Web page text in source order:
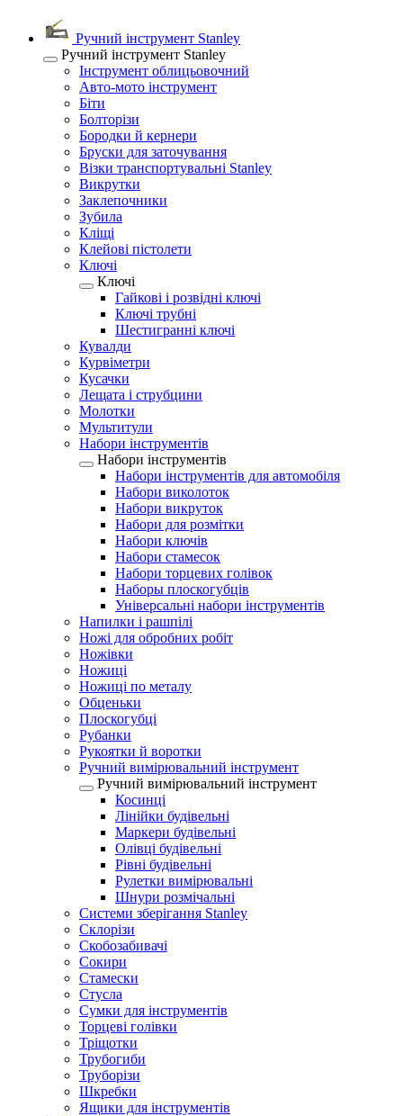
Ручний інструмент Stanley
Ручний інструмент Stanley
Інструмент облицьовочний
Авто-мото інструмент
Біти
Болторізи
Бородки й кернери
Бруски для заточування
Візки транспортувальні Stanley
Викрутки
Заклепочники
Зубила
Кліщі
Клейові пістолети
Ключі
Ключі
Гайкові і розвідні ключі
Ключі трубні
Шестигранні ключі
Кувалди
Курвіметри
Кусачки
Лещата і струбцини
Молотки
Мультитули
Набори інструментів
Набори інструментів
Набори інструментів для автомобіля
Набори виколоток
Набори викруток
Набори для розмітки
Набори ключів
Набори стамесок
Набори торцевих голівок
Наборы плоскогубців
Універсальні набори інструментів
Напилки і рашпілі
Ножі для обробних робіт
Ножівки
Ножиці
Ножиці по металу
Обценьки
Плоскогубці
Рубанки
Рукоятки й воротки
Ручний вимірювальний інструмент
Ручний вимірювальний інструмент
Косинці
Лінійки будівельні
Маркери будівельні
Олівці будівельні
Рівні будівельні
Рулетки вимірювальні
Шнури розмічальні
Системи зберігання Stanley
Склорізи
Скобозабивачі
Сокири
Стамески
Стусла
Сумки для інструментів
Торцеві голівки
Тріщотки
Трубогиби
Труборізи
Шкребки
Ящики для інструментів